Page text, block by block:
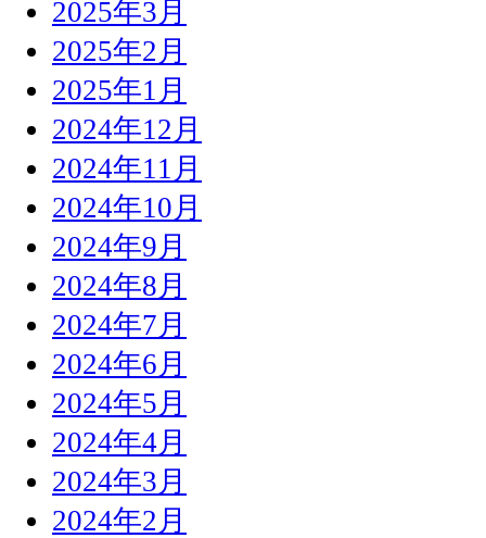
2025年3月
2025年2月
2025年1月
2024年12月
2024年11月
2024年10月
2024年9月
2024年8月
2024年7月
2024年6月
2024年5月
2024年4月
2024年3月
2024年2月